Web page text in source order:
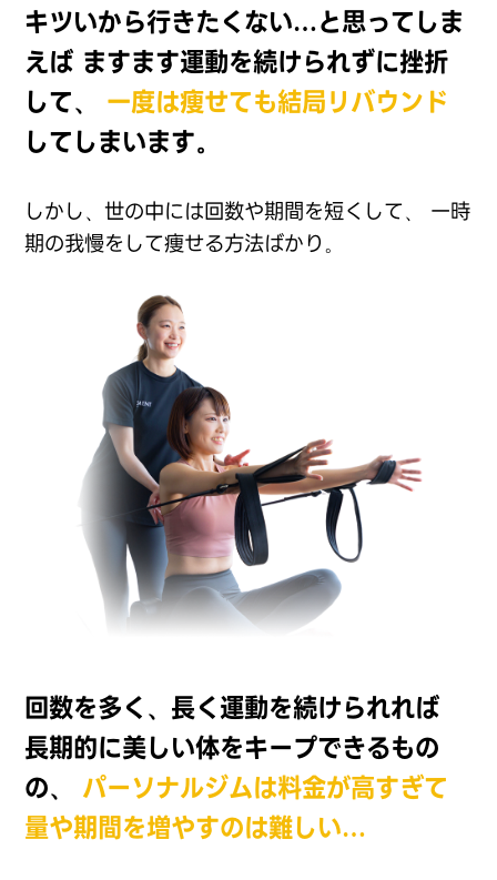
回数を多く、長く運動を続けられれば
長期的に美しい体をキープできるもの
の、
パーソナルジムは料金が高すぎて
量や期間を増やすのは難しい…
キツいから行きたくない…と思ってしま
えば ますます運動を続けられずに挫折
して、
一度は痩せても結局リバウンド
してしまいます。
しかし、世の中には回数や期間を短くして、
一時
期の我慢をして痩せる方法ばかり。